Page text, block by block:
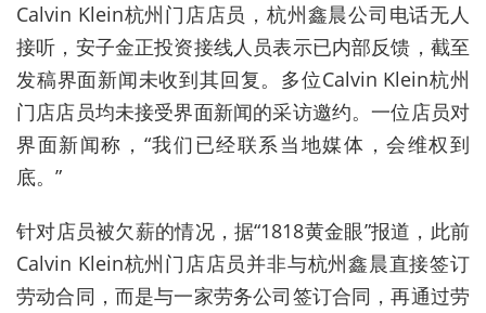
Calvin Klein杭州门店店员，杭州鑫晨公司电话无人
接听，安子金正投资接线人员表示已内部反馈，截至
发稿界面新闻未收到其回复。 多位Calvin Klein杭州
门店店员均未接受界面新闻的采访邀约。一位店员对
界面新闻称，“我们已经联系当地媒体，会维权到
底。”
针对店员被欠薪的情况，据“1818黄金眼”报道，此前
Calvin Klein杭州门店店员并非与杭州鑫晨直接签订
劳动合同，而是与一家劳务公司签订合同，再通过劳